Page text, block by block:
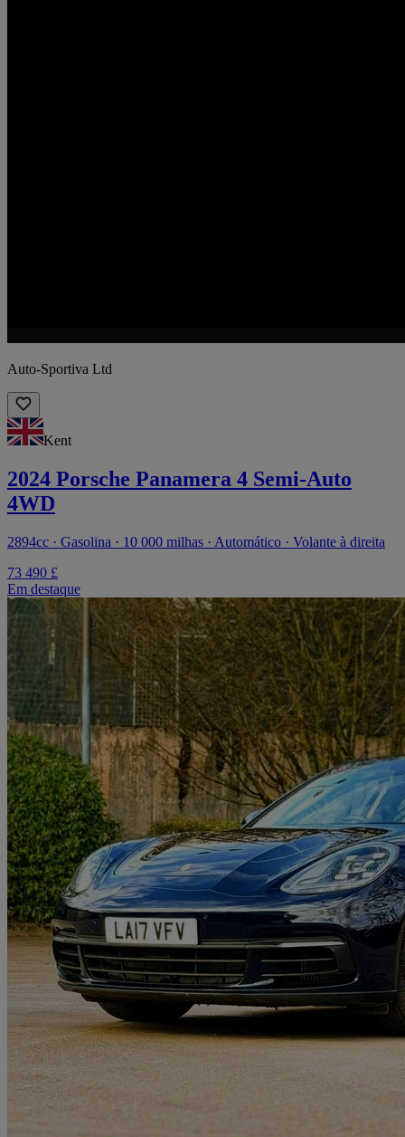
Auto-Sportiva Ltd
Kent
2024 Porsche Panamera 4 Semi-Auto
4WD
2894cc · Gasolina · 10 000 milhas · Automático · Volante à direita
73 490 £
Em destaque